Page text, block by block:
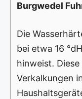
Burgwedel
Die
bei etwa 16
hinweist.
Verkalkungen